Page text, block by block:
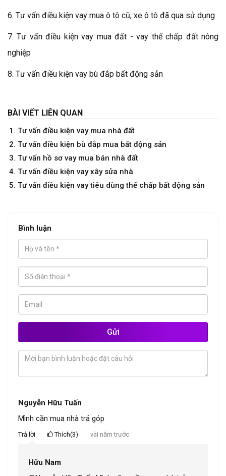
6. Tư vấn điều kiện vay mua ô tô cũ, xe ô tô đã qua sử dụng
7.Tư vấn điều kiện vay mua đất - vay thế chấp đất nông
nghiệp
8. Tư vấn điều kiện vay bù đắp bất động sản
BÀI VIẾT LIÊN QUAN
Tư vấn điều kiện vay mua nhà đất
Tư vấn điều kiện bù đắp mua bất động sản
Tư vấn hồ sơ vay mua bán nhà đất
Tư vấn điều kiện vay xây sửa nhà
Tư vấn điều kiện vay tiêu dùng thế chấp bất động sản
Bình luận
Gửi
Nguyễn Hữu Tuấn
Mình cần mua nhà trả góp
Trả lời Thích(3) vài năm trước
Hữu Nam